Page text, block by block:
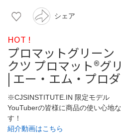
シェア
HOT !
プロマットグリー
クツ プロマット®グ
| エー・エム・プロ
※CJSINSTITUTE.IN 限定モデル
YouTuberの皆様に商品の使い心地
す！
紹介動画はこちら